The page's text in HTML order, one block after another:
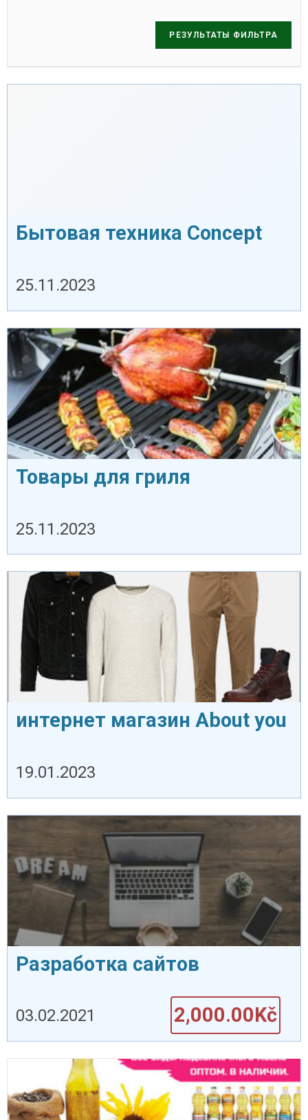
Бытовая техника Concept
25.11.2023
Товары для гриля
25.11.2023
интернет магазин About you
19.01.2023
Разработка сайтов
03.02.2021 2,000.00Kč